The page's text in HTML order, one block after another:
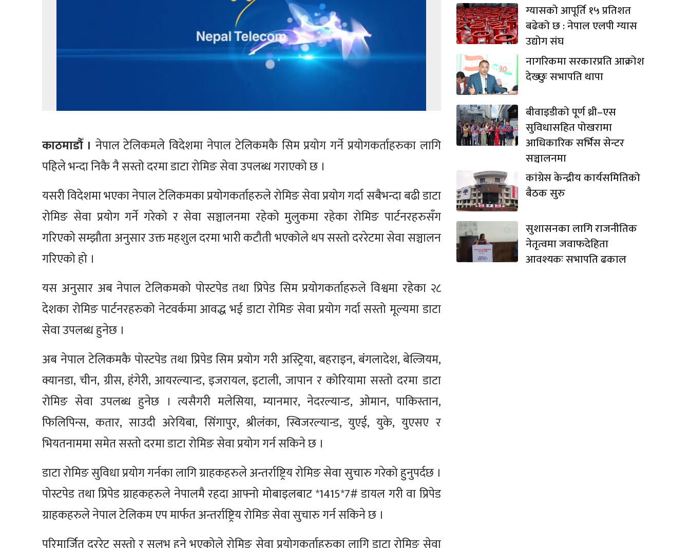
काठमाडौँ । नेपाल टेलिकमले विदेशमा नेपाल टेलिकमकै सिम प्रयोग गर्ने प्रयोगकर्ताहरुका लागि
पहिले भन्दा निकै नै सस्तो दरमा डाटा रोमिङ सेवा उपलब्ध गराएको छ ।
यसरी विदेशमा भएका नेपाल टेलिकमका प्रयोगकर्ताहरुले रोमिङ सेवा प्रयोग गर्दा सबैभन्दा बढी डाटा
रोमिङ सेवा प्रयोग गर्ने गरेको र सेवा सञ्चालनमा रहेको मुलुकमा रहेका रोमिङ पार्टनरहरुसँग
गरिएको सम्झौता अनुसार उक्त महशुल दरमा भारी कटौती भएकोले थप सस्तो दररेटमा सेवा सञ्चालन
गरिएको हो ।
यस अनुसार अब नेपाल टेलिकमको पोस्टपेड तथा प्रिपेड सिम प्रयोगकर्ताहरुले विश्वमा रहेका २८
देशका रोमिङ पार्टनरहरुको नेटवर्कमा आवद्ध भई डाटा रोमिङ सेवा प्रयोग गर्दा सस्तो मूल्यमा डाटा
सेवा उपलब्ध हुनेछ ।
अब नेपाल टेलिकमकै पोस्टपेड तथा प्रिपेड सिम प्रयोग गरी अस्ट्रिया, बहराइन, बंगलादेश, बेल्जियम,
क्यानडा, चीन, ग्रीस, हंगेरी, आयरल्यान्ड, इजरायल, इटाली, जापान र कोरियामा सस्तो दरमा डाटा
रोमिङ सेवा उपलब्ध हुनेछ । त्यसैगरी मलेसिया, म्यानमार, नेदरल्यान्ड, ओमान, पाकिस्तान,
फिलिपिन्स, कतार, साउदी अरेयिबा, सिंगापुर, श्रीलंका, स्विजरल्यान्ड, युएई, युके, युएसए र
भियतनाममा समेत सस्तो दरमा डाटा रोमिङ सेवा प्रयोग गर्न सकिने छ ।
डाटा रोमिङ सुविधा प्रयोग गर्नका लागि ग्राहकहरुले अन्तर्राष्ट्रिय रोमिङ सेवा सुचारु गरेको हुनुपर्दछ ।
पोस्टपेड तथा प्रिपेड ग्राहकहरुले नेपालमै रहदा आफ्नो मोबाइलबाट *1415*7# डायल गरी वा प्रिपेड
ग्राहकहरुले नेपाल टेलिकम एप मार्फत अन्तर्राष्ट्रिय रोमिङ सेवा सुचारु गर्न सकिने छ ।
ग्यासको आपूर्ति १५ प्रतिशत
बढेको छ : नेपाल एलपी ग्यास
उद्योग संघ
नागरिकमा सरकारप्रति आक्रोश
देख्छुः सभापति थापा
बीवाइडीको पूर्ण थ्री–एस
सुविधासहित पोखरामा
आधिकारिक सर्भिस सेन्टर
सञ्चालनमा
कांग्रेस केन्द्रीय कार्यसमितिको
बैठक सुरु
सुशासनका लागि राजनीतिक
नेतृत्वमा जवाफदेहिता
आवश्यकः सभापति ढकाल